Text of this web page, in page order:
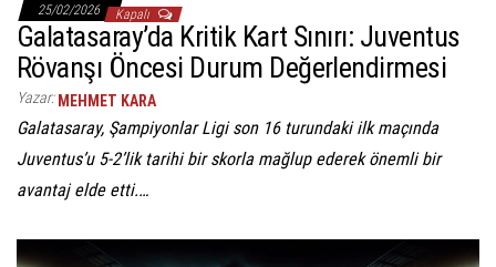
25/02/2026 Kapalı
Galatasaray’da Kritik Kart Sınırı: Juventus
Rövanşı Öncesi Durum Değerlendirmesi
Yazar: MEHMET KARA
Galatasaray, Şampiyonlar Ligi son 16 turundaki ilk maçında
Juventus’u 5-2’lik tarihi bir skorla mağlup ederek önemli bir
avantaj elde etti.…